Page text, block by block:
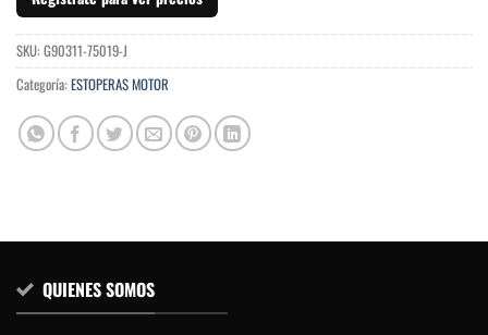
SKU: G90311-75019-J
Categoría: ESTOPERAS MOTOR
QUIENES SOMOS